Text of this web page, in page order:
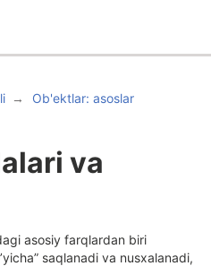
Ob'ektlar: asoslar
va
asosiy farqlardan biri
saqlanadi va nusxalanadi,